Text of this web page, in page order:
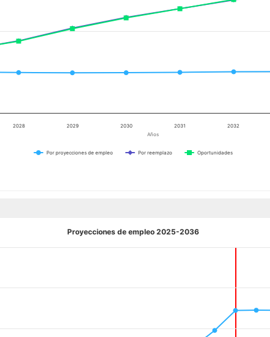
Años
Por proyecciones de empleo Por reemplazo Oportunidades
2028 2029 2030 2031 2032
Proyecciones de empleo 2025-2036